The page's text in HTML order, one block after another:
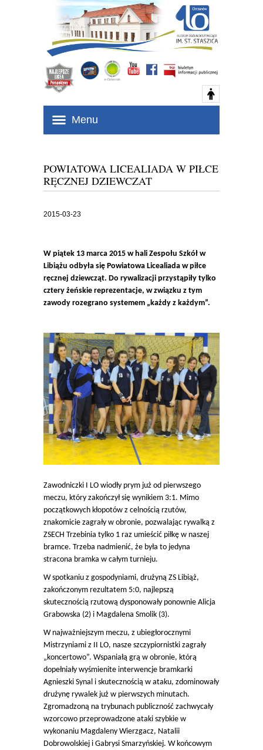
Menu
POWIATOWA LICEALIADA W PIŁCE
RĘCZNEJ DZIEWCZAT
2015-03-23
W piątek 13 marca 2015 w hali Zespołu Szkół w
Libiążu odbyła się Powiatowa Licealiada w piłce
ręcznej dziewcząt. Do rywalizacji przystąpiły tylko
cztery żeńskie reprezentacje, w związku z tym
zawody rozegrano systemem „każdy z każdym”.
Zawodniczki I LO wiodły prym już od pierwszego
meczu, który zakończył się wynikiem 3:1. Mimo
początkowych kłopotów z celnością rzutów,
znakomicie zagrały w obronie, pozwalając rywalką z
ZSECH Trzebinia tylko 1 raz umieścić piłkę w naszej
bramce. Trzeba nadmienić, że była to jedyna
stracona bramka w całym turnieju.
W spotkaniu z gospodyniami, drużyną ZS Libiąż,
zakończonym rezultatem 5:0, najlepszą
skutecznością rzutową dysponowały ponownie Alicja
Grabowska (2) i Magdalena Smolik (3).
W najważniejszym meczu, z ubiegłorocznymi
Mistrzyniami z II LO, nasze szczypiornistki zagrały
„koncertowo”. Wspaniałą grą w obronie, którą
dopełniały wyśmienite interwencje bramkarki
Agnieszki Synal i skutecznością w ataku, zdominowały
drużynę rywalek już w pierwszych minutach.
Zgromadzoną na trybunach publiczność zachwycały
wzorcowo przeprowadzone ataki szybkie w
wykonaniu Magdaleny Wierzgacz, Natalii
Dobrowolskiej i Gabrysi Smarzyńskiej. W końcowym